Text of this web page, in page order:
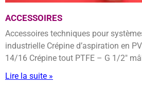
ACCESSOIRES
Accessoires techniques pour systèmes de tuyauterie
industrielle Crépine d’aspiration en
14/16 Crépine tout PTFE – G 1/2″
Lire la suite »